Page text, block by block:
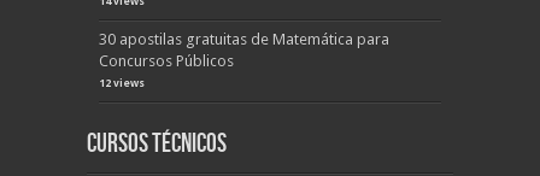
30 apostilas gratuitas de Matemática para
Concursos Públicos
12 views
Cursos Técnicos